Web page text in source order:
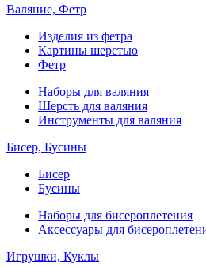
Валяние, Фетр
Изделия из фетра
Картины шерстью
Фетр
Наборы для валяния
Шерсть для валяния
Инструменты для валяния
Бисер, Бусины
Бисер
Бусины
Наборы для бисероплетения
Аксессуары для
Игрушки, Куклы